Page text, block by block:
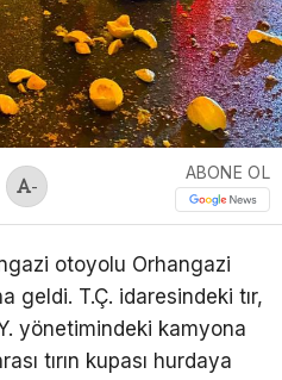
-
ABONE OL
otoyolu Orhangazi
geldi. T.Ç. idaresindeki tır,
yönetimindeki kamyona
tırın kupası hurdaya